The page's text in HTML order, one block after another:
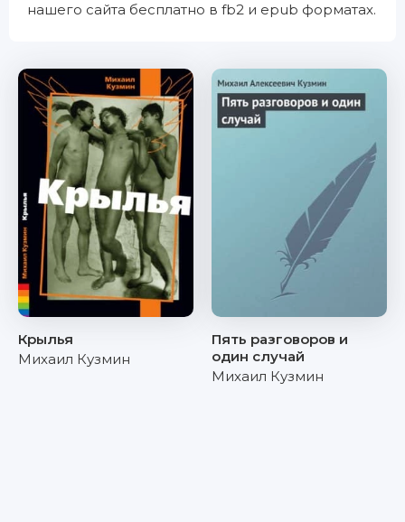
нашего сайта бесплатно в fb2 и epub форматах.
Крылья
Михаил Кузмин
Пять разговоров и
один случай
Михаил Кузмин